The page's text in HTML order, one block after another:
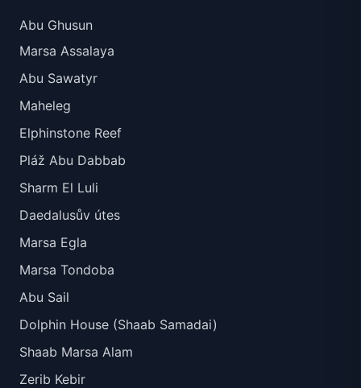
Abu Ghusun
Marsa Assalaya
Abu Sawatyr
Maheleg
Elphinstone Reef
Pláž Abu Dabbab
Sharm El Luli
Daedalusův útes
Marsa Egla
Marsa Tondoba
Abu Sail
Dolphin House (Shaab Samadai)
Shaab Marsa Alam
Zerib Kebir